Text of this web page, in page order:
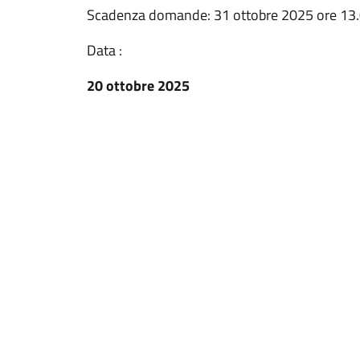
Scadenza domande: 31 ottobre 2025 ore
Data :
20 ottobre 2025